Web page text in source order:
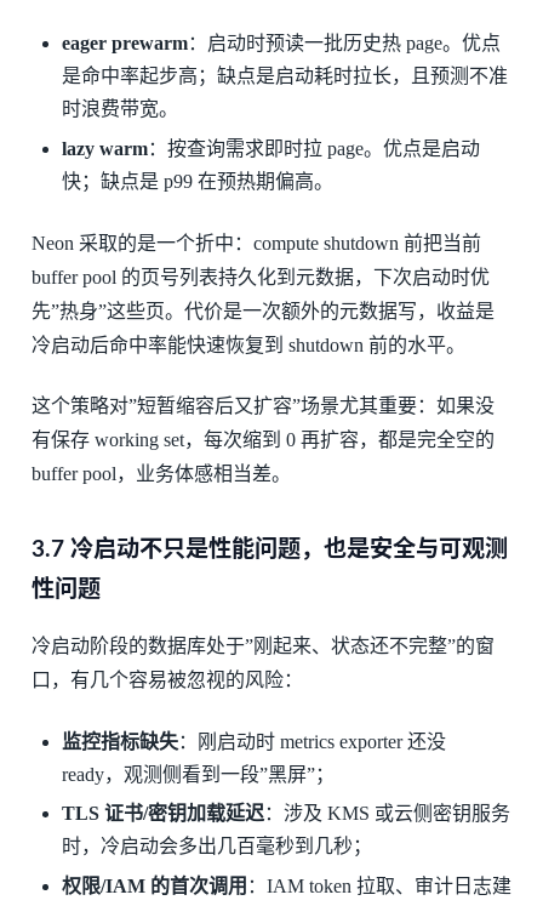
eager prewarm：启动时预读一批历史热 page。优点
是命中率起步高；缺点是启动耗时拉长，且预测不准
时浪费带宽。
lazy warm：按查询需求即时拉 page。优点是启动
快；缺点是 p99 在预热期偏高。
Neon 采取的是一个折中：compute shutdown 前把当前
buffer pool 的页号列表持久化到元数据，下次启动时优
先”热身”这些页。代价是一次额外的元数据写，收益是
冷启动后命中率能快速恢复到 shutdown 前的水平。
这个策略对”短暂缩容后又扩容”场景尤其重要：如果没
有保存 working set，每次缩到 0 再扩容，都是完全空的
buffer pool，业务体感相当差。
3.7 冷启动不只是性能问题，也是安全与可观测
性问题
冷启动阶段的数据库处于”刚起来、状态还不完整”的窗
口，有几个容易被忽视的风险：
监控指标缺失：刚启动时 metrics exporter 还没
ready，观测侧看到一段”黑屏”；
TLS 证书/密钥加载延迟：涉及 KMS 或云侧密钥服务
时，冷启动会多出几百毫秒到几秒；
权限/IAM 的首次调用 ：IAM token 拉取、审计日志建